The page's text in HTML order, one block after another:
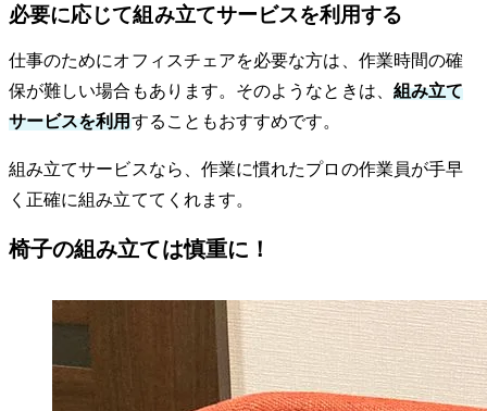
必要に応じて組み立てサービスを利用する
仕事のためにオフィスチェアを必要な方は、作業時間の確
保が難しい場合もあります。そのようなときは、 組み立て
サービスを利用することもおすすめです。
組み立てサービスなら、作業に慣れたプロの作業員が手早
く正確に組み立ててくれます。
椅子の組み立ては慎重に！